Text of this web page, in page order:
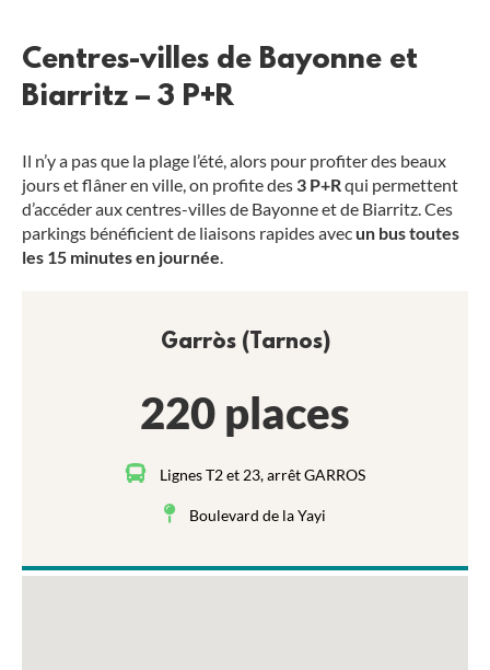
Centres-villes de Bayonne et
Biarritz – 3 P+R
Il n’y a pas que la plage l’été, alors pour profiter des beaux
jours et flâner en ville, on profite des 3 P+Rqui permettent
d’accéderaux centres-villes de Bayonne et de Biarritz. Ces
parkings bénéficient de liaisons rapides avec un bus toutes
les 15 minutes en journée.
Garròs (Tarnos)
220 places
Lignes T2 et 23, arrêt GARROS
Boulevard de la Yayi